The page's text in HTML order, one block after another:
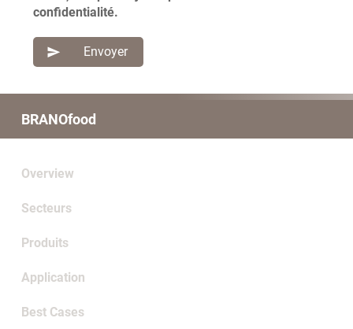
confidentialité.
BRANOfood
Overview
Secteurs
Produits
Application
Best Cases